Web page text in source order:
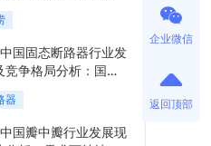
转型加速「图」
国固态断路器行业发
竞争格局分析：国际
术，国内企业加速
」
器
国瓣中瓣行业发展现
企业微信
返回顶部